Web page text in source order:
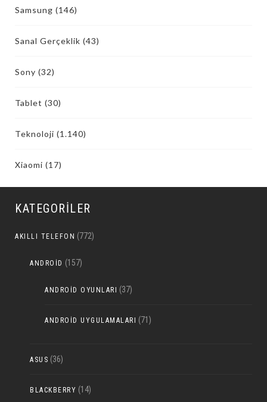
Samsung (146)
Sanal Gerçeklik (43)
Sony (32)
Tablet (30)
Teknoloji (1.140)
Xiaomi (17)
KATEGORILER
AKILLI TELEFON (772)
ANDROID (157)
ANDROID OYUNLARI (37)
ANDROID UYGULAMALARI (71)
ASUS (36)
BLACKBERRY (14)